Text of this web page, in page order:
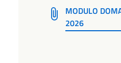
MODULO
2026